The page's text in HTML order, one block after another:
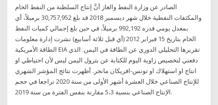
الصادر عن وزارة النفط والغاز أنَّ إنتاج السلطنة من النفط الخام
والمكثفات النفطية خلال شهر ديسمبر 2018 قد بلغ 30,757,952 برميلاً، أي
بمعدل يومي قدره 992,192 برميلاً، في حين بلغ إجمالي كميات النفط
الخام بتاريخ 15 فبراير 2012 (أي قبل ثلاثة أسابيع) نشرت إدارة معلومات
الطاقة الأمريكية EIA تقريرها التحليلي الدوري عن الطاقة في اليمن. الذي
دفعني لتخصيص زاوية اليوم للكتابة عن بترول اليمن ليس لأن احتياطي او
انتاج او استهلاك او تونس-افريكان مانجر. أظهرت نتائج المؤشر الشهري
للإنتاج الصناعي خلال العشرة أشهر الأولى من سنة 2020 تراجعا في حجم
الإنتاج الصناعي بنسبة 5،3 مقارنة بنفس الفترة من سنة 2019.